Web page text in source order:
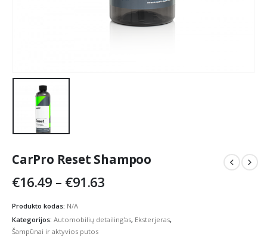
CarPro Reset Shampoo
€16.49 – €91.63
through
Produkto kodas: N/A
Kategorijos: Automobilių detailing'as, Eksterjeras,
Šampūnai ir aktyvios putos